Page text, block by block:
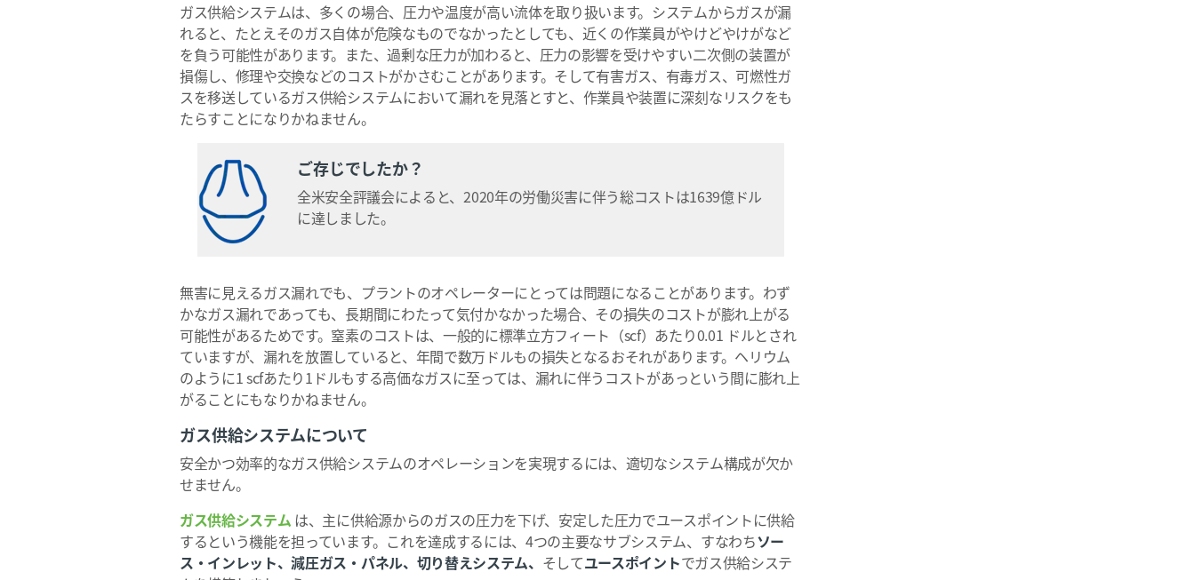
ガス供給システムは、多くの場合、圧力や温度が高い流体を取り扱います。システムからガスが漏
れると、たとえそのガス自体が危険なものでなかったとしても、近くの作業員がやけどやけがなど
を負う可能性があります。また、過剰な圧力が加わると、圧力の影響を受けやすい二次側の装置が
損傷し、修理や交換などのコストがかさむことがあります。そして有害ガス、有毒ガス、可燃性ガ
スを移送しているガス供給システムにおいて漏れを見落とすと、作業員や装置に深刻なリスクをも
たらすことになりかねません。
ご存じでしたか？
全米安全評議会によると、2020年の労働災害に伴う総コストは1639億ドル
に達しました。
無害に見えるガス漏れでも、プラントのオペレーターにとっては問題になることがあります。わず
かなガス漏れであっても、長期間にわたって気付かなかった場合、その損失のコストが膨れ上がる
可能性があるためです。窒素のコストは、一般的に標準立方フィート（scf）あたり0.01 ドルとされ
ていますが、漏れを放置していると、年間で数万ドルもの損失となるおそれがあります。ヘリウム
のように1 scfあたり1ドルもする高価なガスに至っては、漏れに伴うコストがあっという間に膨れ上
がることにもなりかねません。
ガス供給システムについて
安全かつ効率的なガス供給システムのオペレーションを実現するには、適切なシステム構成が欠か
せません。
ガス供給システム は、主に供給源からのガスの圧力を下げ、安定した圧力でユースポイントに供給
するという機能を担っています。これを達成するには、4つの主要なサブシステム、すなわちソー
ス・インレット、減圧ガス・パネル、切り替えシステム、 そしてユースポイントでガス供給システ